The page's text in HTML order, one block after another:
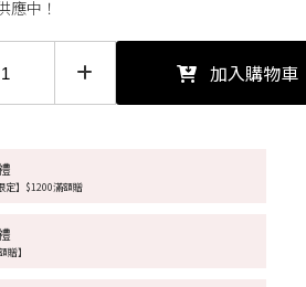
應中！
加入購物車
定】$1200滿額贈
贈】